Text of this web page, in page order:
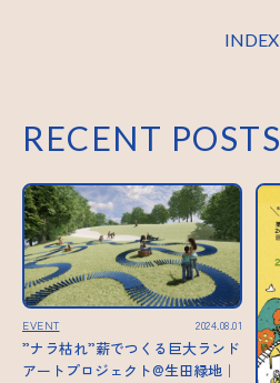
INDEX
RECENT POSTS
EVENT 2024.08.01
”ナラ枯れ”薪でつくる巨大ランド
アートプロジェクト@生田緑地｜